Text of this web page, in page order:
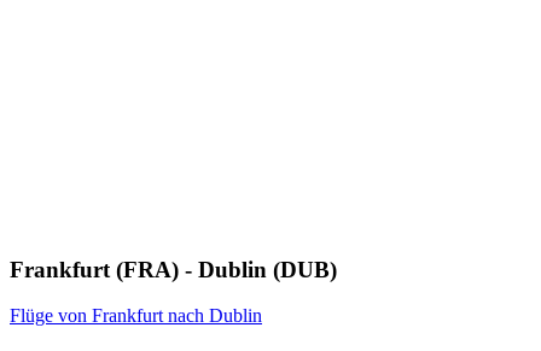
Frankfurt (FRA) - Dublin (DUB)
Flüge von Frankfurt nach Dublin